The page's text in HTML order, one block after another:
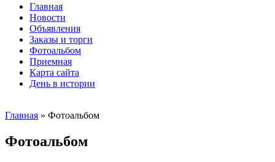
Главная
Новости
Объявления
Заказы и торги
Фотоальбом
Приемная
Карта сайта
День в истории
Главная » Фотоальбом
Фотоальбом